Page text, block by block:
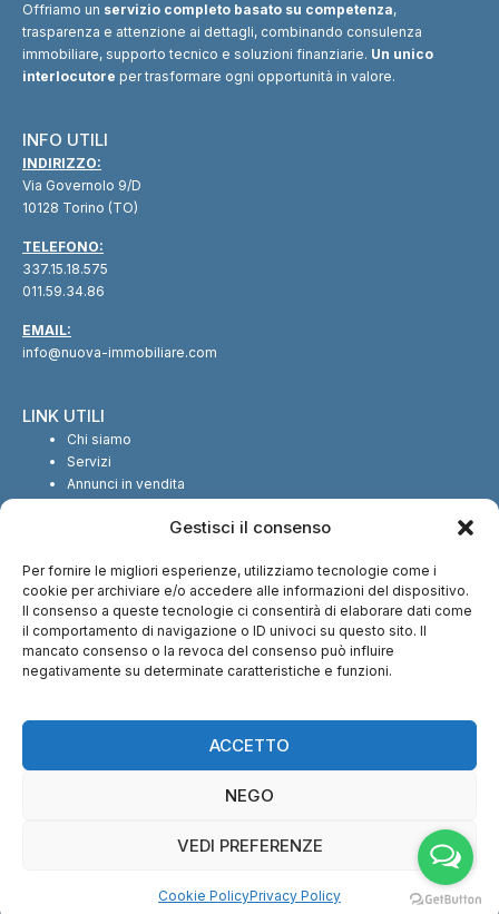
Gestisci il consenso
Per fornire le migliori esperienze, utilizziamo tecnologie come i
cookie per archiviare e/o accedere alle informazioni del dispositivo.
Il consenso a queste tecnologie ci consentirà di elaborare dati come
il comportamento di navigazione o ID univoci su questo sito. Il
mancato consenso o la revoca del consenso può influire
negativamente su determinate caratteristiche e funzioni.
ACCETTO
NEGO
VEDI PREFERENZE
Cookie PolicyPrivacy Policy
Offriamo un servizio completo basato su competenza,
trasparenza e attenzione ai dettagli, combinando consulenza
immobiliare, supporto tecnico e soluzioni finanziarie. Un unico
interlocutore per trasformare ogni opportunità in valore.
INFO UTILI
INDIRIZZO:
Via Governolo 9/D
10128 Torino (TO)
TELEFONO:
337.15.18.575
011.59.34.86
EMAIL:
info@nuova-immobiliare.com
LINK UTILI
Chi siamo
Servizi
Annunci in vendita
SEGUICI SUI SOCIAL
CI TROVI ANCHE SU:
© Copyright 2013 – 2026 Nuova Immobiliare di Fabio Serralunga | Tutti i
diritti riservati – P.IVA: 12028540016 |Cookie Policy Privacy Policy